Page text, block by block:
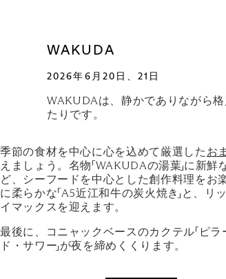
WAKUDA
2026年6月20日、21日
WAKUDAは、静かでありながら
たりです。
季節の食材を中心に心を込めて厳選した お
えましょう。名物「WAKUDAの湯葉」に新
ど、シーフードを中心とした創作料理をお
に柔らかな「A5近江和牛の炭火焼き」と、リ
イマックスを迎えます。
最後に、コニャックベースのカクテル「ピラ
ド・サワー」が夜を締めくくります。